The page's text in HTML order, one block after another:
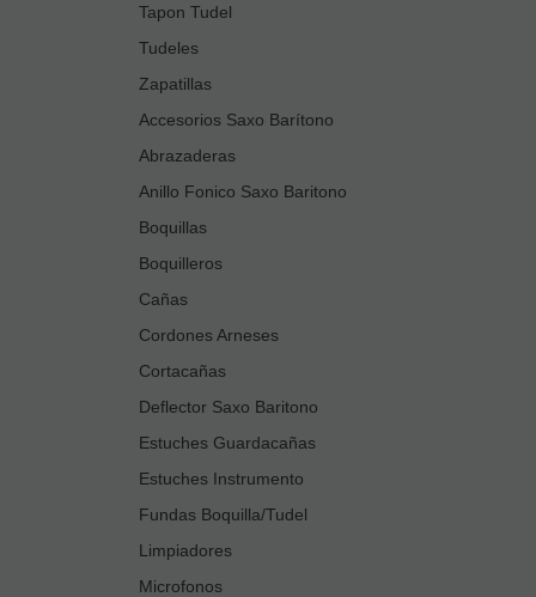
Tapon Tudel
Tudeles
Zapatillas
Accesorios Saxo Barítono
Abrazaderas
Anillo Fonico Saxo Baritono
Boquillas
Boquilleros
Cañas
Cordones Arneses
Cortacañas
Deflector Saxo Baritono
Estuches Guardacañas
Estuches Instrumento
Fundas Boquilla/Tudel
Limpiadores
Microfonos